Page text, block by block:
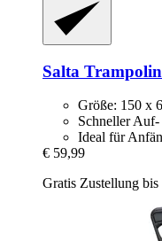
Salta
Größe: 150 x
Schneller
Ideal für
€ 59,99
Gratis Zustellung bis